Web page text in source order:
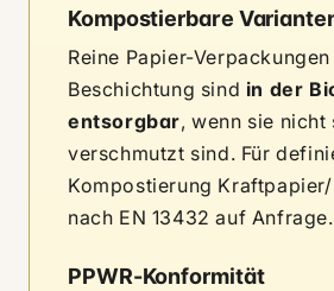
Kompostierbare
Reine Papier-
Beschichtung sind in der
entsorgbar, wenn sie nicht
verschmutzt sind. Für
Kompostierung
nach EN 13432 auf Anfrage.
PPWR-Konformität